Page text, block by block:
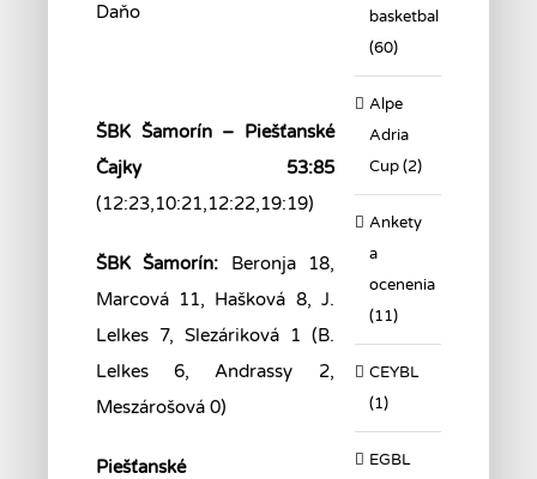
Daňo
ŠBK Šamorín – Piešťanské
Čajky 53:85
(12:23,10:21,12:22,19:19)
ŠBK Šamorín: Beronja 18,
Marcová 11, Hašková 8, J.
Lelkes 7, Slezáriková 1 (B.
Lelkes 6, Andrassy 2,
Meszárošová 0)
Piešťanské
basketbal
(60)
Alpe
Adria
Cup (2)
Ankety
a
ocenenia
(11)
CEYBL
(1)
EGBL